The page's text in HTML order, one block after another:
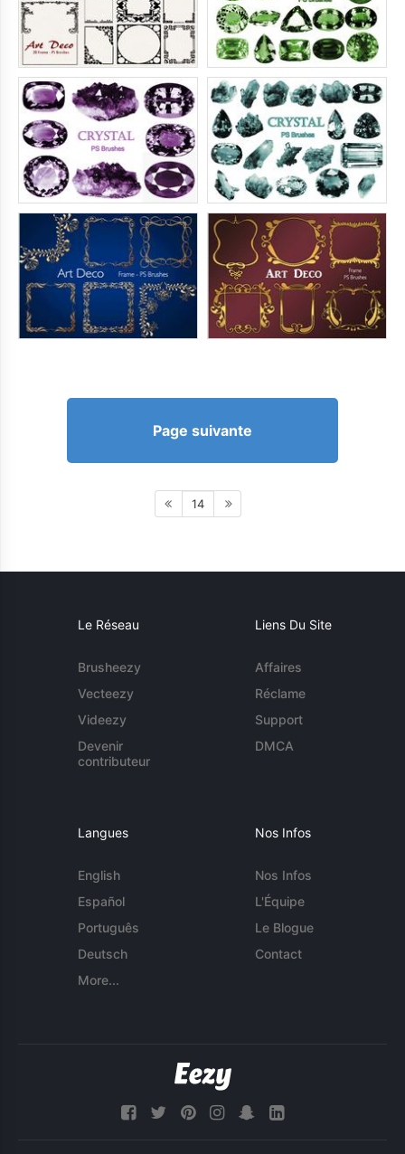
Page suivante
14
Le Réseau
Brusheezy
Vecteezy
Videezy
Devenir
contributeur
Liens Du Site
Affaires
Réclame
Support
DMCA
Langues
English
Español
Português
Deutsch
More...
Nos Infos
Nos Infos
L'Équipe
Le Blogue
Contact